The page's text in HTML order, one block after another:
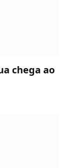
chega ao